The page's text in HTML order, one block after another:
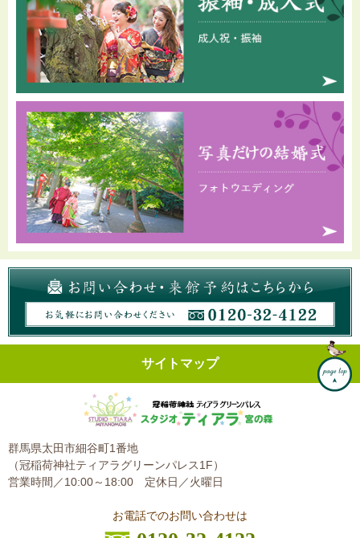
サイトマップ
群馬県太田市細谷町1番地
（冠稲荷神社ティアラグリーンパレス1F）
営業時間／10:00～18:00 定休日／火曜日
お電話でのお問い合わせは